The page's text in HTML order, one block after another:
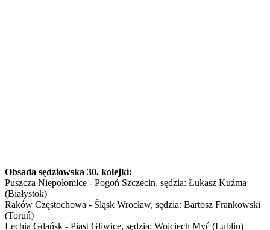
Obsada sędziowska 30. kolejki:
Puszcza Niepołomice - Pogoń Szczecin, sędzia: Łukasz Kuźma
(Białystok)
Raków Częstochowa - Śląsk Wrocław, sędzia: Bartosz Frankowski
(Toruń)
Lechia Gdańsk - Piast Gliwice, sędzia: Wojciech Myć (Lublin)